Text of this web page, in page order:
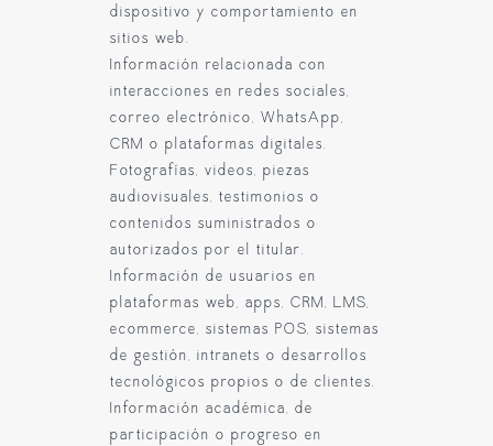
dispositivo y comportamiento en
sitios web.
Información relacionada con
interacciones en redes sociales,
correo electrónico, WhatsApp,
CRM o plataformas digitales.
Fotografías, videos, piezas
audiovisuales, testimonios o
contenidos suministrados o
autorizados por el titular.
Información de usuarios en
plataformas web, apps, CRM, LMS,
ecommerce, sistemas POS, sistemas
de gestión, intranets o desarrollos
tecnológicos propios o de clientes.
Información académica, de
participación o progreso en